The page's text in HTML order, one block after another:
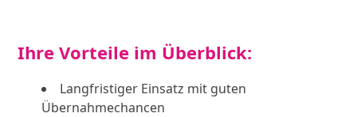
Ihre Vorteile im Überblick:
Langfristiger Einsatz mit guten
Übernahmechancen